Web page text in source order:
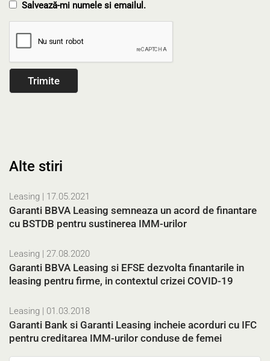
Salvează-mi numele si emailul.
Alte stiri
Leasing | 17.05.2021
Garanti BBVA Leasing semneaza un acord de finantare
cu BSTDB pentru sustinerea IMM-urilor
Leasing | 27.08.2020
Garanti BBVA Leasing si EFSE dezvolta finantarile in
leasing pentru firme, in contextul crizei COVID-19
Leasing | 01.03.2018
Garanti Bank si Garanti Leasing incheie acorduri cu IFC
pentru creditarea IMM-urilor conduse de femei